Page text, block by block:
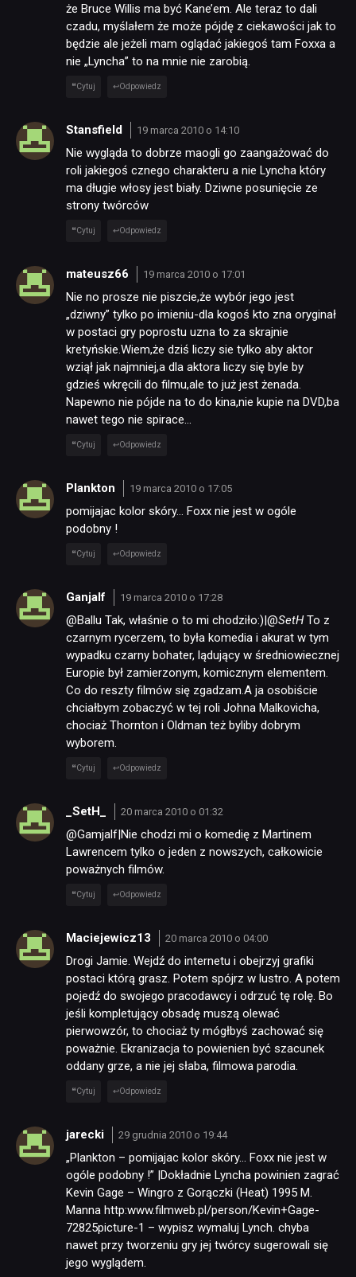
że Bruce Willis ma być Kane’em. Ale teraz to dali
czadu, myślałem że może pójdę z ciekawości jak to
będzie ale jeżeli mam oglądać jakiegoś tam Foxxa a
nie „Lyncha” to na mnie nie zarobią.
Cytuj Odpowiedz
Stansfield 19 marca 2010 o 14:10
Nie wygląda to dobrze maogli go zaangażować do
roli jakiegoś cznego charakteru a nie Lyncha który
ma długie włosy jest biały. Dziwne posunięcie ze
strony twórców
Cytuj Odpowiedz
mateusz66 19 marca 2010 o 17:01
Nie no prosze nie piszcie,że wybór jego jest
„dziwny” tylko po imieniu-dla kogoś kto zna oryginał
w postaci gry poprostu uzna to za skrajnie
kretyńskie.Wiem,że dziś liczy sie tylko aby aktor
wziął jak najmniej,a dla aktora liczy się byle by
gdzieś wkręcili do filmu,ale to już jest żenada.
Napewno nie pójde na to do kina,nie kupie na DVD,ba
nawet tego nie spirace…
Cytuj Odpowiedz
Plankton 19 marca 2010 o 17:05
pomijajac kolor skóry… Foxx nie jest w ogóle
podobny !
Cytuj Odpowiedz
Ganjalf 19 marca 2010 o 17:28
@Ballu Tak, właśnie o to mi chodziło:)|@SetHTo z
czarnym rycerzem, to była komedia i akurat w tym
wypadku czarny bohater, lądujący w średniowiecznej
Europie był zamierzonym, komicznym elementem.
Co do reszty filmów się zgadzam.A ja osobiście
chciałbym zobaczyć w tej roli Johna Malkovicha,
chociaż Thornton i Oldman też byliby dobrym
wyborem.
Cytuj Odpowiedz
_SetH_ 20 marca 2010 o 01:32
@Gamjalf|Nie chodzi mi o komedię z Martinem
Lawrencem tylko o jeden z nowszych, całkowicie
poważnych filmów.
Cytuj Odpowiedz
Maciejewicz13 20 marca 2010 o 04:00
Drogi Jamie. Wejdź do internetu i obejrzyj grafiki
postaci którą grasz. Potem spójrz w lustro. A potem
pojedź do swojego pracodawcy i odrzuć tę rolę. Bo
jeśli kompletujący obsadę muszą olewać
pierwowzór, to chociaż ty mógłbyś zachować się
poważnie. Ekranizacja to powienien być szacunek
oddany grze, a nie jej słaba, filmowa parodia.
Cytuj Odpowiedz
jarecki 29 grudnia 2010 o 19:44
„Plankton – pomijajac kolor skóry… Foxx nie jest w
ogóle podobny !” |Dokładnie Lyncha powinien zagrać
Kevin Gage – Wingro z Gorączki (Heat) 1995 M.
Manna http:www.filmweb.pl/person/Kevin+Gage-
72825picture-1 – wypisz wymaluj Lynch. chyba
nawet przy tworzeniu gry jej twórcy sugerowali się
jego wyglądem.